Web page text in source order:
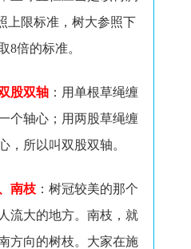
上限标准，树大参照下
8倍的标准。
股双轴：用单根草绳缠
个轴心；用两股草绳缠
，所以叫双股双轴。
南枝：树冠较美的那个
流大的地方。南枝，就
方向的树枝。 大家在施